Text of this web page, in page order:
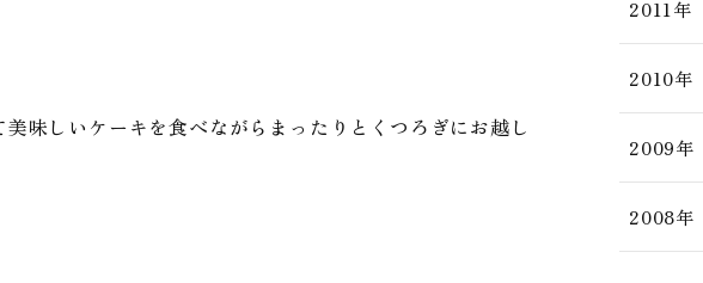
味しいケーキを食べながらまったりとくつろぎにお越し
2011年
2010年
2009年
2008年